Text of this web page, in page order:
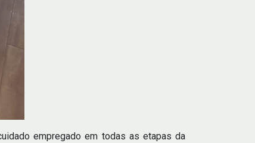
empregado em todas as etapas da